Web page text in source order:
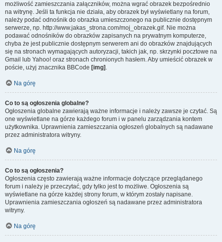
możliwość zamieszczania załączników, można wgrać obrazek bezpośrednio
na witrynę. Jeśli ta funkcja nie działa, aby obrazek był wyświetlany na forum,
należy podać odnośnik do obrazka umieszczonego na publicznie dostępnym
serwerze, np. http://www.jakas_strona.com/moj_obrazek.gif. Nie można
podawać odnośników do obrazków zapisanych na prywatnym komputerze,
chyba że jest publicznie dostępnym serwerem ani do obrazków znajdujących
się na stronach wymagających autoryzacji, takich jak, np. skrzynki pocztowe na
Gmail lub Yahoo! oraz stronach chronionych hasłem. Aby umieścić obrazek w
poście, użyj znacznika BBCode [img] .
Na górę
Co to są ogłoszenia globalne?
Ogłoszenia globalne zawierają ważne informacje i należy zawsze je czytać. Są
one wyświetlane na górze każdego forum i w panelu zarządzania kontem
użytkownika. Uprawnienia zamieszczania ogłoszeń globalnych są nadawane
przez administratora witryny.
Na górę
Co to są ogłoszenia?
Ogłoszenia często zawierają ważne informacje dotyczące przeglądanego
forum i należy je przeczytać, gdy tylko jest to możliwe. Ogłoszenia są
wyświetlane na górze każdej strony forum, w którym zostały napisane.
Uprawnienia zamieszczania ogłoszeń są nadawane przez administratora
witryny.
Na górę